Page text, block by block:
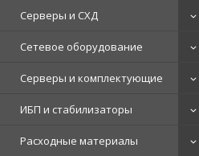
Серверы и СХД
Сетевое оборудование
Серверы и комплектующие
ИБП и стабилизаторы
Расходные материалы